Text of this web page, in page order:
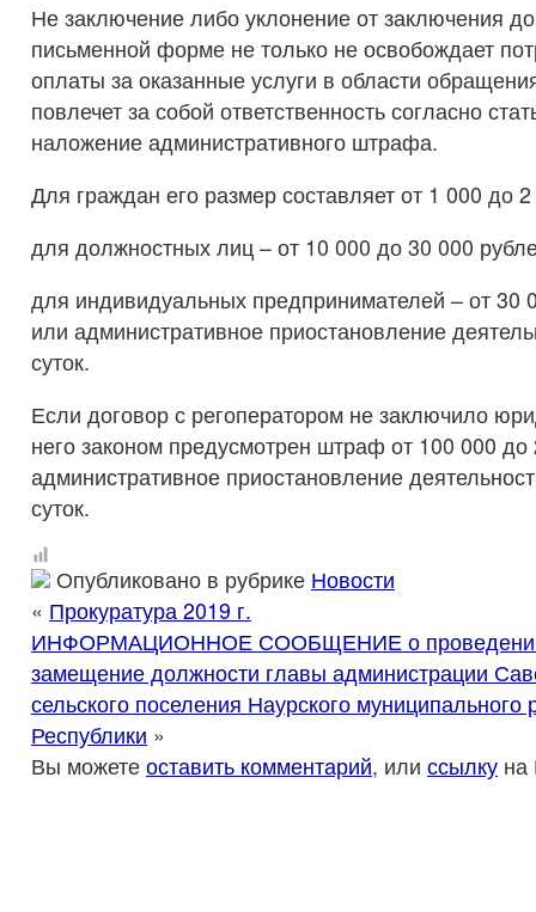
Не заключение либо уклонение от заключения
письменной форме не только не освобождает
оплаты за оказанные услуги в области
повлечет за собой ответственность согласно
наложение административного штрафа.
Для граждан его размер составляет от 1 000 до
для должностных лиц – от 10 000 до 30 000
для индивидуальных предпринимателей – от 30
или административное приостановление
суток.
Если договор с регоператором не заключило
него законом предусмотрен штраф от 100 000
административное приостановление
суток.
Опубликовано в рубрике Новости
« Прокуратура 2019 г.
ИНФОРМАЦИОННОЕ СООБЩЕНИЕ о проведении
замещение должности главы администрации
сельского поселения Наурского муниципального
Республики »
Вы можете оставить комментарий, или ссылку на